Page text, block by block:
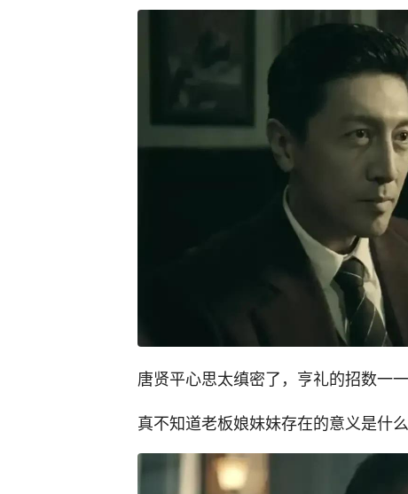
唐贤平心思太缜密了，亨礼的招数一
真不知道老板娘妹妹存在的意义是什